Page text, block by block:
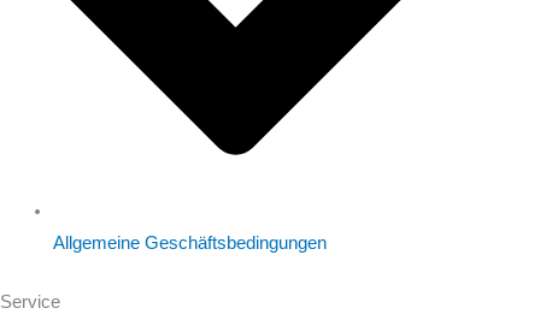
Allgemeine Geschäftsbedingungen
Service